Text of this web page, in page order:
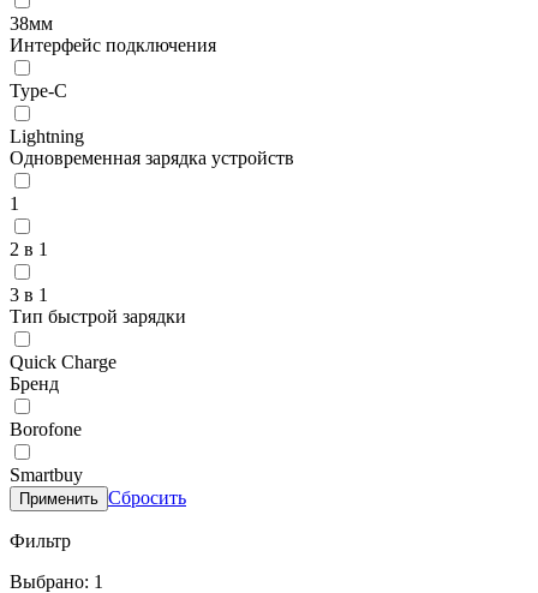
38мм
Интерфейс подключения
Type-C
Lightning
Одновременная зарядка устройств
1
2 в 1
3 в 1
Тип быстрой зарядки
Quick Charge
Бренд
Borofone
Smartbuy
Применить Сбросить
Фильтр
Выбрано: 1